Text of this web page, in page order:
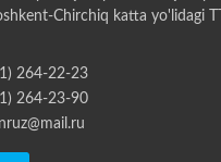
Chirchiq katta yo'lidagi
264-22-23
264-23-90